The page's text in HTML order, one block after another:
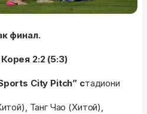
финал.
2:2 (5:3)
City Pitch” стадиони
Танг Чао (Хитой),